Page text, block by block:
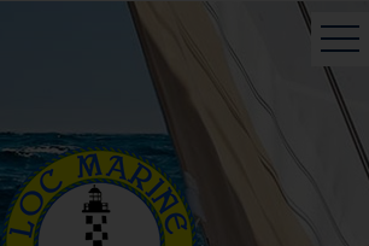
Le magasin
Atelier - réparation